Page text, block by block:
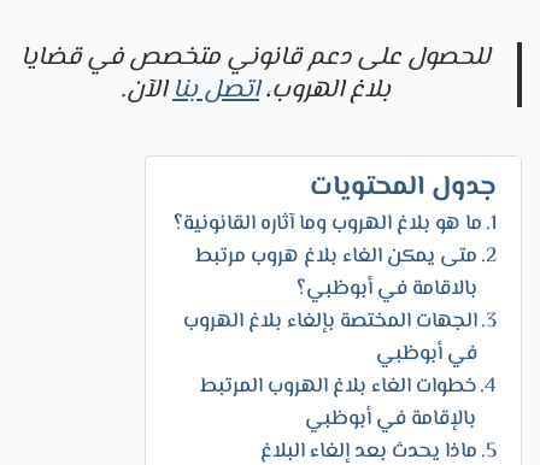
للحصول على دعم قانوني متخصص في قضايا
بلاغ الهروب،اتصل بناالآن.
جدول المحتويات
ما هو بلاغ الهروب وما آثاره القانونية؟
متى يمكن الغاء بلاغ هروب مرتبط
بالاقامة في أبوظبي؟
الجهات المختصة بإلغاء بلاغ الهروب
في أبوظبي
خطوات الغاء بلاغ الهروب المرتبط
بالإقامة في أبوظبي
ماذا يحدث بعد إلغاء البلاغ